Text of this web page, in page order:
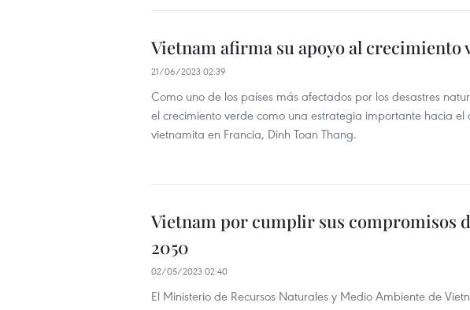
Vietnam afirma su apoyo al crecimiento
21/06/2023 02:39
Como uno de los países más afectados por los desastres
el crecimiento verde como una estrategia importante hacia
vietnamita en Francia, Dinh Toan Thang.
Vietnam por cumplir sus compromisos
2050
02/05/2023 02:40
El Ministerio de Recursos Naturales y Medio Ambiente de